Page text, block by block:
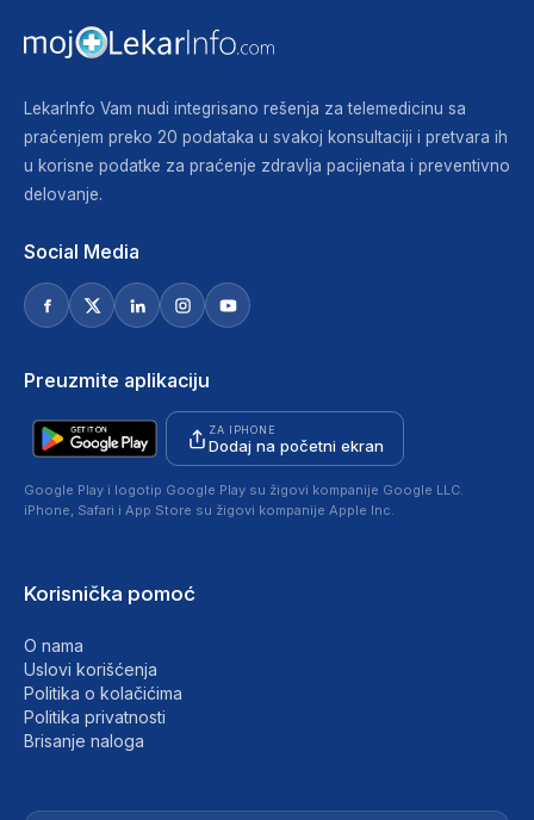
LekarInfo Vam nudi integrisano rešenja za telemedicinu sa
praćenjem preko 20 podataka u svakoj konsultaciji i pretvara ih
u korisne podatke za praćenje zdravlja pacijenata i preventivno
delovanje.
Social Media
Preuzmite aplikaciju
ZA IPHONE
Dodaj na početni ekran
Google Play i logotip Google Play su žigovi kompanije Google LLC.
iPhone, Safari i App Store su žigovi kompanije Apple Inc.
Korisnička pomoć
O nama
Uslovi korišćenja
Politika o kolačićima
Politika privatnosti
Brisanje naloga